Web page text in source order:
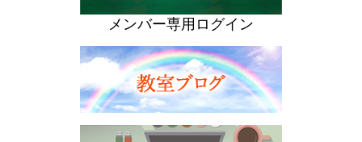
メンバー専用ログイン